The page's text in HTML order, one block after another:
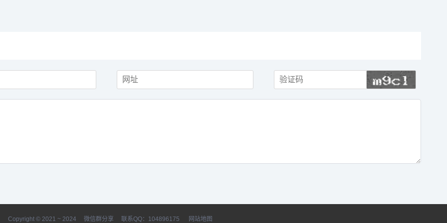
Copyright © 2021 ~ 2024 微信群分享 联系QQ：104896175 网站地图